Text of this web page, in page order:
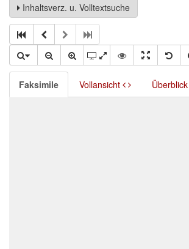
Inhaltsverz. u. Volltextsuche
Faksimile Vollansicht Überblick